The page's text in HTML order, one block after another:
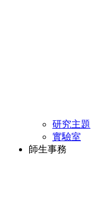
研究主題
實驗室
師生事務